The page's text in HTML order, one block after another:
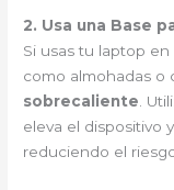
2. Usa una Base
Si usas tu laptop
como almohadas o
sobrecaliente .
eleva el dispositivo
reduciendo el